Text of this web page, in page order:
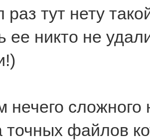
раз тут нету
ее никто не
сложного
точных файлов